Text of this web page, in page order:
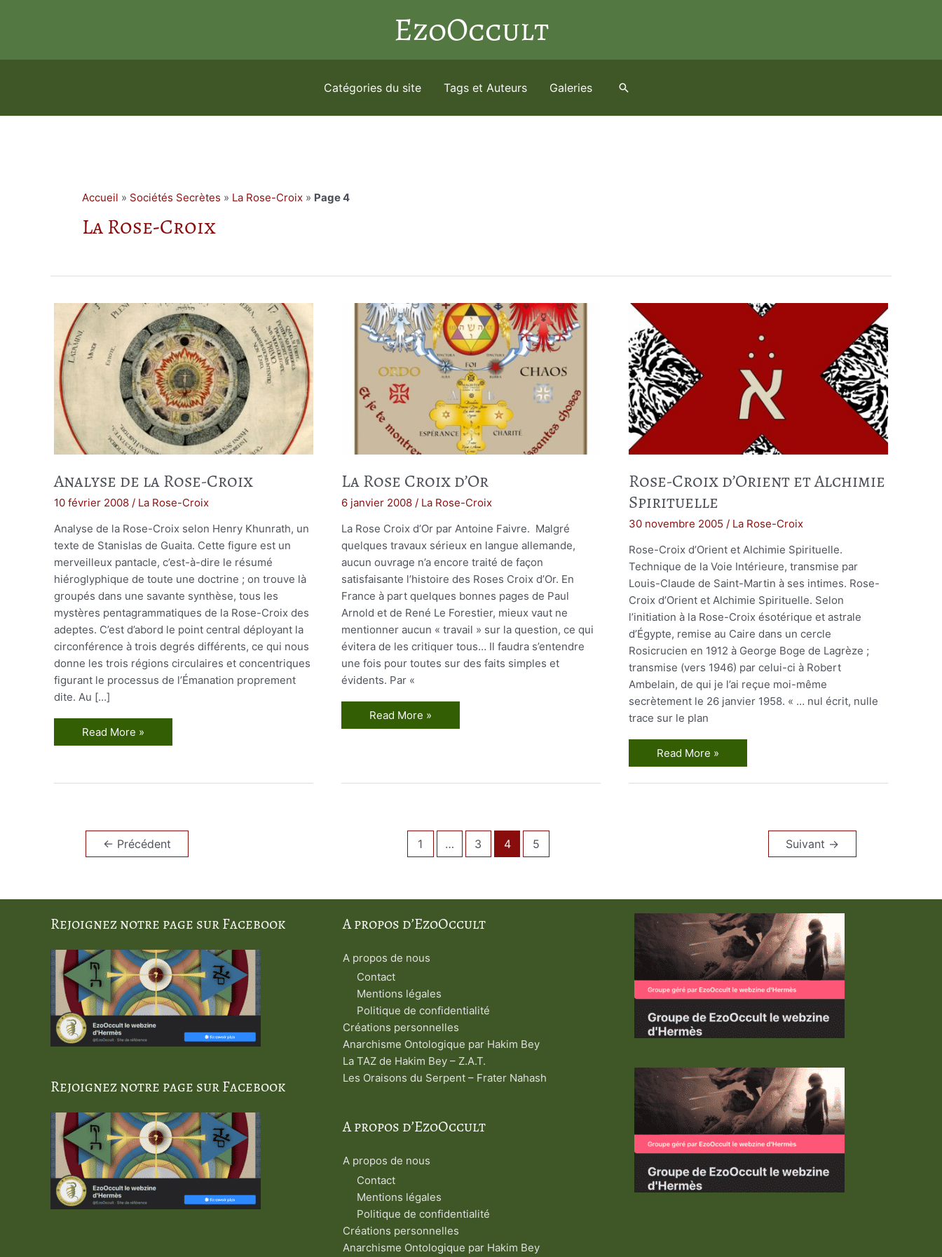
EzoOccult
Catégories du site Tags et Auteurs Galeries Rechercher
Accueil » Sociétés Secrètes » La Rose-Croix » Page 4
La Rose-Croix
Analyse de la Rose-Croix
10 février 2008 / La Rose-Croix
Analyse de la Rose-Croix selon Henry Khunrath, un
texte de Stanislas de Guaita. Cette figure est un
merveilleux pantacle, c’est-à-dire le résumé
hiéroglyphique de toute une doctrine ; on trouve là
groupés dans une savante synthèse, tous les
mystères pentagrammatiques de la Rose-Croix des
adeptes. C’est d’abord le point central déployant la
circonférence à trois degrés différents, ce qui nous
donne les trois régions circulaires et concentriques
figurant le processus de l’Émanation proprement
dite. Au […]
Analyse
de
la
Read More »
La Rose Croix d’Or
6 janvier 2008 / La Rose-Croix
La Rose Croix d’Or par Antoine Faivre. Malgré
quelques travaux sérieux en langue allemande,
aucun ouvrage n’a encore traité de façon
satisfaisante l’histoire des Roses Croix d’Or. En
France à part quelques bonnes pages de Paul
Arnold et de René Le Forestier, mieux vaut ne
mentionner aucun « travail » sur la question, ce qui
évitera de les critiquer tous… Il faudra s’entendre
une fois pour toutes sur des faits simples et
évidents. Par «
La
Rose
Croix
Read More »
Rose-Croix d’Orient et Alchimie
Spirituelle
30 novembre 2005 / La Rose-Croix
Rose-Croix d’Orient et Alchimie Spirituelle.
Technique de la Voie Intérieure, transmise par
Louis-Claude de Saint-Martin à ses intimes. Rose-
Croix d’Orient et Alchimie Spirituelle. Selon
l’initiation à la Rose-Croix ésotérique et astrale
d’Égypte, remise au Caire dans un cercle
Rosicrucien en 1912 à George Boge de Lagrèze ;
transmise (vers 1946) par celui-ci à Robert
Ambelain, de qui je l’ai reçue moi-même
secrètement le 26 janvier 1958. « … nul écrit, nulle
trace sur le plan
Rose-
Croix
d’Orient
et
Read More »
← Précédent 1 … 3 4 5 Suivant →
Rejoignez notre page sur Facebook
Rejoignez notre page sur Facebook
A propos d’EzoOccult
A propos de nous
Contact
Mentions légales
Politique de confidentialité
Créations personnelles
Anarchisme Ontologique par Hakim Bey
La TAZ de Hakim Bey – Z.A.T.
Les Oraisons du Serpent – Frater Nahash
A propos d’EzoOccult
A propos de nous
Contact
Mentions légales
Politique de confidentialité
Créations personnelles
Anarchisme Ontologique par Hakim Bey